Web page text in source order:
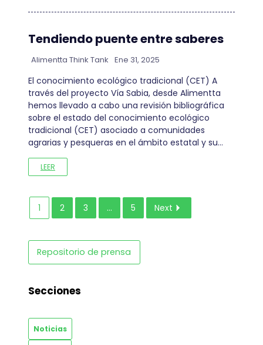
Tendiendo puente entre saberes
Alimentta Think Tank Ene 31, 2025
El conocimiento ecológico tradicional (CET) A
través del proyecto Vía Sabia, desde Alimentta
hemos llevado a cabo una revisión bibliográfica
sobre el estado del conocimiento ecológico
tradicional (CET) asociado a comunidades
agrarias y pesqueras en el ámbito estatal y su…
LEER
1 2 3 … 5 Next
Repositorio de prensa
Secciones
Noticias